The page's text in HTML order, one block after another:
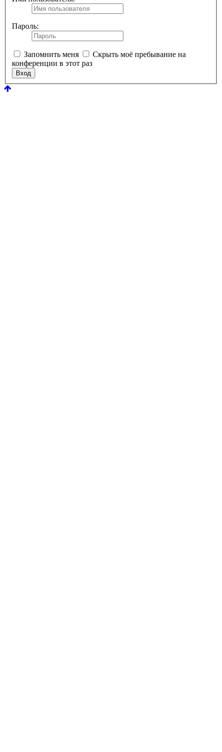
Пароль:
Запомнить меня
Скрыть моё пребывание на
конференции в этот раз